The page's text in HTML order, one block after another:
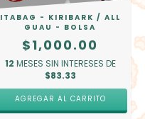
ITABAG - KIRIBARK / ALL
GUAU - BOLSA
$1,000.00
12 MESES SIN INTERESES DE
$83.33
AGREGAR AL CARRITO